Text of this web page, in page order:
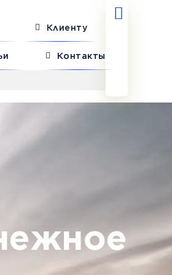
Клиенту
Контакты